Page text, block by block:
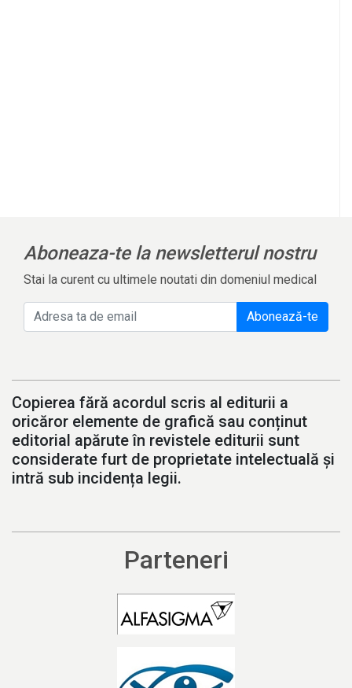
Aboneaza-te la newsletterul nostru
Stai la curent cu ultimele noutati din domeniul medical
Abonează-te
Copierea fără acordul scris al editurii a
oricăror elemente de grafică sau conținut
editorial apărute în revistele editurii sunt
considerate furt de proprietate intelectuală și
intră sub incidența legii.
Parteneri